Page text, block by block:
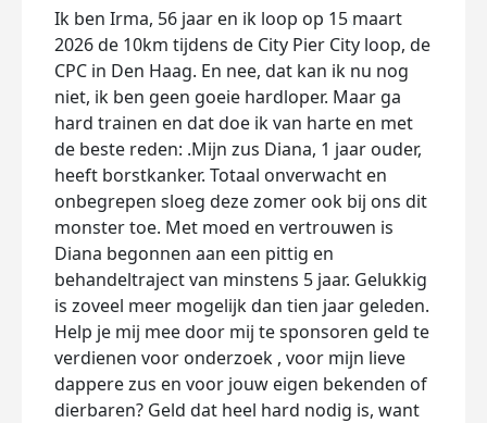
Ik ben Irma, 56 jaar en ik loop op 15 maart
2026 de 10km tijdens de City Pier City loop, de
CPC in Den Haag. En nee, dat kan ik nu nog
niet, ik ben geen goeie hardloper. Maar ga
hard trainen en dat doe ik van harte en met
de beste reden: .Mijn zus Diana, 1 jaar ouder,
heeft borstkanker. Totaal onverwacht en
onbegrepen sloeg deze zomer ook bij ons dit
monster toe. Met moed en vertrouwen is
Diana begonnen aan een pittig en
behandeltraject van minstens 5 jaar. Gelukkig
is zoveel meer mogelijk dan tien jaar geleden.
Help je mij mee door mij te sponsoren geld te
verdienen voor onderzoek , voor mijn lieve
dappere zus en voor jouw eigen bekenden of
dierbaren? Geld dat heel hard nodig is, want